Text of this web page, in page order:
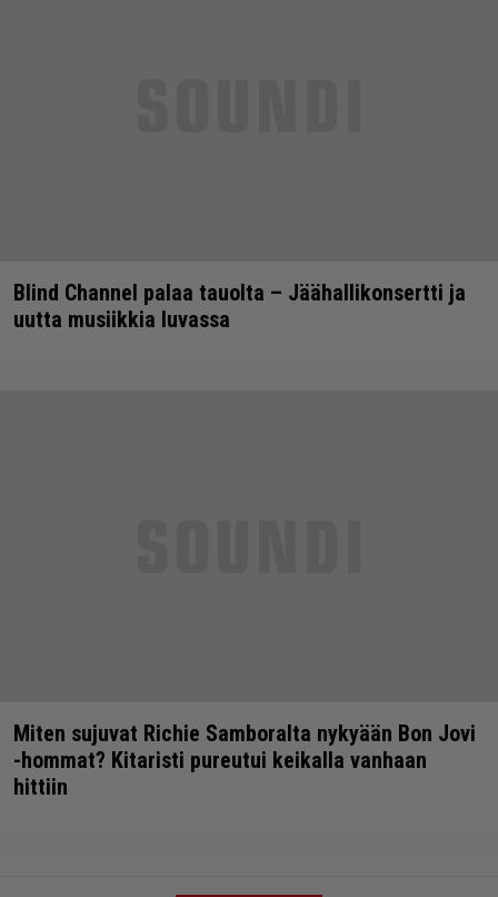
Blind Channel palaa tauolta – Jäähallikonsertti ja
uutta musiikkia luvassa
Miten sujuvat Richie Samboralta nykyään Bon Jovi
-hommat? Kitaristi pureutui keikalla vanhaan
hittiin